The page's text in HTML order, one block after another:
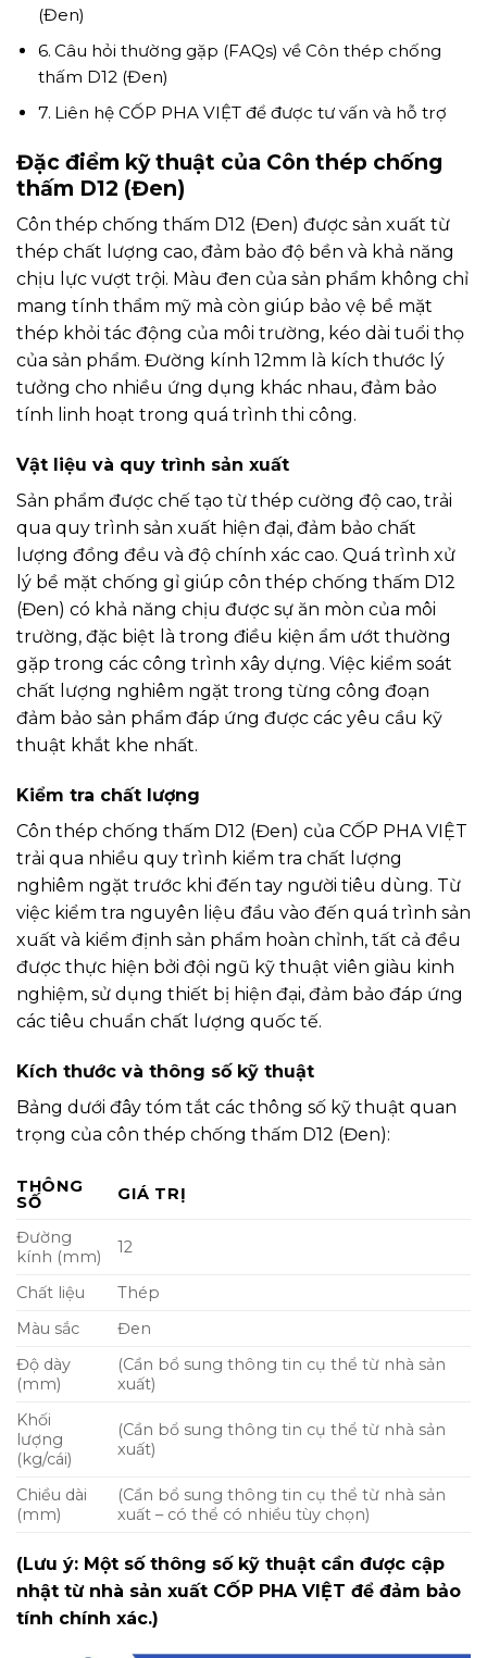
(Đen)
Câu hỏi thường gặp (FAQs) về Côn thép chống
thấm D12 (Đen)
Liên hệ CỐP PHA VIỆT để được tư vấn và hỗ trợ
Đặc điểm kỹ thuật của Côn thép chống
thấm D12 (Đen)
Côn thép chống thấm D12 (Đen) được sản xuất từ
thép chất lượng cao, đảm bảo độ bền và khả năng
chịu lực vượt trội. Màu đen của sản phẩm không chỉ
mang tính thẩm mỹ mà còn giúp bảo vệ bề mặt
thép khỏi tác động của môi trường, kéo dài tuổi thọ
của sản phẩm. Đường kính 12mm là kích thước lý
tưởng cho nhiều ứng dụng khác nhau, đảm bảo
tính linh hoạt trong quá trình thi công.
Vật liệu và quy trình sản xuất
Sản phẩm được chế tạo từ thép cường độ cao, trải
qua quy trình sản xuất hiện đại, đảm bảo chất
lượng đồng đều và độ chính xác cao. Quá trình xử
lý bề mặt chống gỉ giúp côn thép chống thấm D12
(Đen) có khả năng chịu được sự ăn mòn của môi
trường, đặc biệt là trong điều kiện ẩm ướt thường
gặp trong các công trình xây dựng. Việc kiểm soát
chất lượng nghiêm ngặt trong từng công đoạn
đảm bảo sản phẩm đáp ứng được các yêu cầu kỹ
thuật khắt khe nhất.
Kiểm tra chất lượng
Côn thép chống thấm D12 (Đen) của CỐP PHA VIỆT
trải qua nhiều quy trình kiểm tra chất lượng
nghiêm ngặt trước khi đến tay người tiêu dùng. Từ
việc kiểm tra nguyên liệu đầu vào đến quá trình sản
xuất và kiểm định sản phẩm hoàn chỉnh, tất cả đều
được thực hiện bởi đội ngũ kỹ thuật viên giàu kinh
nghiệm, sử dụng thiết bị hiện đại, đảm bảo đáp ứng
các tiêu chuẩn chất lượng quốc tế.
Kích thước và thông số kỹ thuật
Bảng dưới đây tóm tắt các thông số kỹ thuật quan
trọng của côn thép chống thấm D12 (Đen):
THÔNG
SỐ
GIÁ TRỊ
Đường
kính (mm)
12
Chất liệu
Thép
Màu sắc
Đen
Độ dày
(mm)
(Cần bổ sung thông tin cụ thể từ nhà sản
xuất)
Khối
lượng
(kg/cái)
(Cần bổ sung thông tin cụ thể từ nhà sản
xuất)
Chiều dài
(mm)
(Cần bổ sung thông tin cụ thể từ nhà sản
xuất – có thể có nhiều tùy chọn)
(Lưu ý: Một số thông số kỹ thuật cần được cập
nhật từ nhà sản xuất CỐP PHA VIỆT để đảm bảo
tính chính xác.)